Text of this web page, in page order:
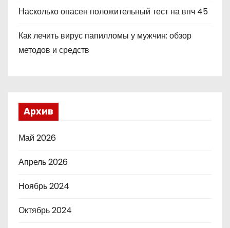
Насколько опасен положительный тест на впч 45
Как лечить вирус папилломы у мужчин: обзор
методов и средств
Архив
Май 2026
Апрель 2026
Ноябрь 2024
Октябрь 2024